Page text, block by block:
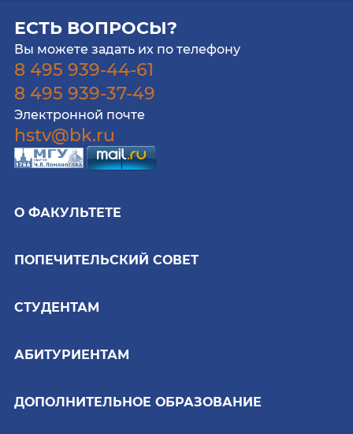
ЕСТЬ ВОПРОСЫ?
Вы можете задать их по телефону
8 495 939-44-61
8 495 939-37-49
Электронной почте
hstv@bk.ru
О ФАКУЛЬТЕТЕ
ПОПЕЧИТЕЛЬСКИЙ СОВЕТ
СТУДЕНТАМ
АБИТУРИЕНТАМ
ДОПОЛНИТЕЛЬНОЕ ОБРАЗОВАНИЕ